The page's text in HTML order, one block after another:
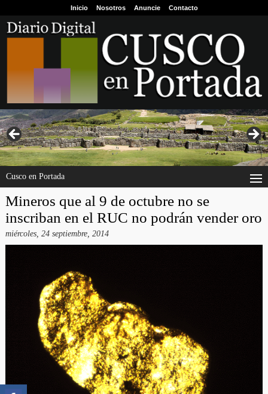
Inicio Nosotros Anuncie Contacto
Cusco en Portada
Mineros que al 9 de octubre no se
inscriban en el RUC no podrán vender oro
miércoles, 24 septiembre, 2014